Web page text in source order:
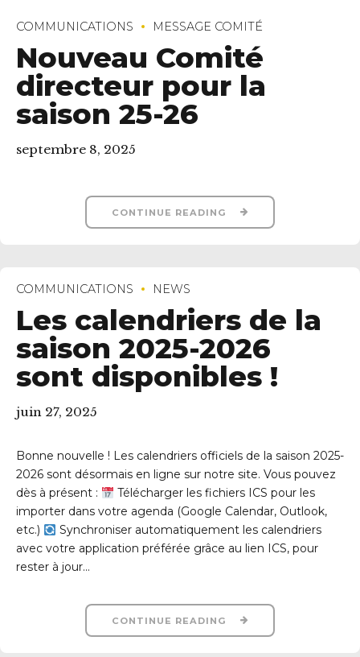
COMMUNICATIONS MESSAGE COMITÉ
Nouveau Comité
directeur pour la
saison 25-26
septembre 8, 2025
CONTINUE READING
COMMUNICATIONS NEWS
Les calendriers de la
saison 2025-2026
sont disponibles !
juin 27, 2025
Bonne nouvelle ! Les calendriers officiels de la saison 2025-
2026 sont désormais en ligne sur notre site. Vous pouvez
dès à présent :
Télécharger les fichiers ICS pour les
importer dans votre agenda (Google Calendar, Outlook,
etc.)
Synchroniser automatiquement les calendriers
avec votre application préférée grâce au lien ICS, pour
rester à jour...
CONTINUE READING